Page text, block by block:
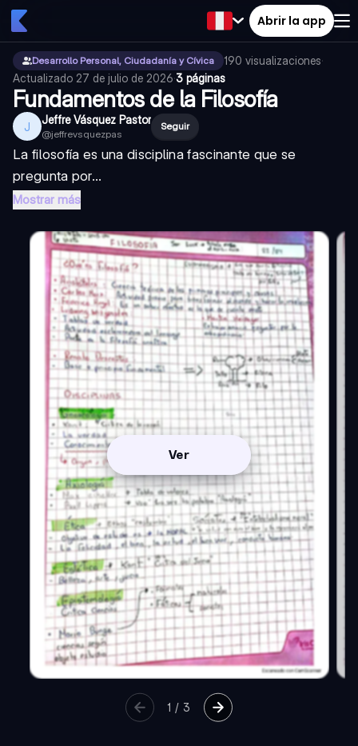
Abrir la app
Desarrollo Personal, Ciudadanía y Cívica 190 visualizaciones·
Actualizado 27 de julio de 2026·3 páginas
Fundamentos de la Filosofía
J Jeffre Vásquez Pastor
@jeffrevsquezpas
Seguir
La filosofía es una disciplina fascinante que se
pregunta por...
Mostrar más
Ver
1 / 3